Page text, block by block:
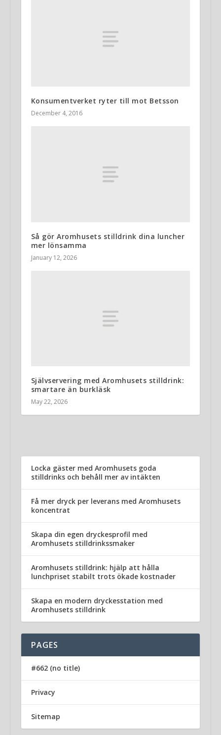
Konsumentverket ryter till mot Betsson
December 4, 2016
Så gör Aromhusets stilldrink dina luncher
mer lönsamma
January 12, 2026
Självservering med Aromhusets stilldrink:
smartare än burkläsk
May 22, 2026
Locka gäster med Aromhusets goda
stilldrinks och behåll mer av intäkten
Få mer dryck per leverans med Aromhusets
koncentrat
Skapa din egen dryckesprofil med
Aromhusets stilldrinkssmaker
Aromhusets stilldrink: hjälp att hålla
lunchpriset stabilt trots ökade kostnader
Skapa en modern dryckesstation med
Aromhusets stilldrink
PAGES
#662 (no title)
Privacy
Sitemap